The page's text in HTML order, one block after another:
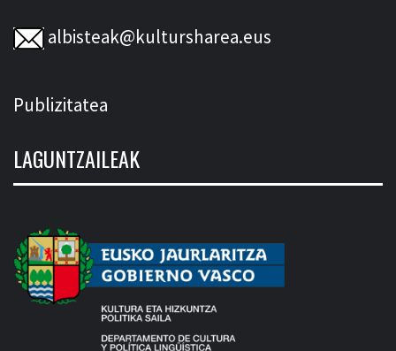
albisteak@kultursharea.eus
Publizitatea
LAGUNTZAILEAK